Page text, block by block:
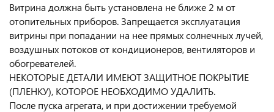
Витрина должна быть установлена не ближе 2 м от
отопительных приборов. Запрещается эксплуатация
витрины при попадании на нее прямых солнечных лучей,
воздушных потоков от кондиционеров, вентиляторов и
обогревателей.
НЕКОТОРЫЕ ДЕТАЛИ ИМЕЮТ ЗАЩИТНОЕ ПОКРЫТИЕ
(ПЛЕНКУ), КОТОРОЕ НЕОБХОДИМО УДАЛИТЬ.
После пуска агрегата, и при достижении требуемой